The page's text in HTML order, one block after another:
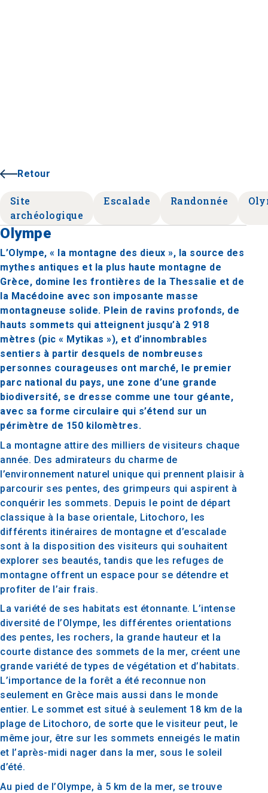
Retour
Site
archéologique
Escalade Randonnée
Olympe
L’Olympe, « la montagne des dieux », la source des
mythes antiques et la plus haute montagne de
Grèce, domine les frontières de la Thessalie et de
la Macédoine avec son imposante masse
montagneuse solide. Plein de ravins profonds, de
hauts sommets qui atteignent jusqu’à 2 918
mètres (pic « Mytikas »), et d’innombrables
sentiers à partir desquels de nombreuses
personnes courageuses ont marché, le premier
parc national du pays, une zone d’une grande
biodiversité, se dresse comme une tour géante,
avec sa forme circulaire qui s’étend sur un
périmètre de 150 kilomètres.
La montagne attire des milliers de visiteurs chaque
année. Des admirateurs du charme de
l’environnement naturel unique qui prennent plaisir à
parcourir ses pentes, des grimpeurs qui aspirent à
conquérir les sommets. Depuis le point de départ
classique à la base orientale, Litochoro, les
différents itinéraires de montagne et d’escalade
sont à la disposition des visiteurs qui souhaitent
explorer ses beautés, tandis que les refuges de
montagne offrent un espace pour se détendre et
profiter de l’air frais.
La variété de ses habitats est étonnante. L’intense
diversité de l’Olympe, les différentes orientations
des pentes, les rochers, la grande hauteur et la
courte distance des sommets de la mer, créent une
grande variété de types de végétation et d’habitats.
L’importance de la forêt a été reconnue non
seulement en Grèce mais aussi dans le monde
entier. Le sommet est situé à seulement 18 km de la
plage de Litochoro, de sorte que le visiteur peut, le
même jour, être sur les sommets enneigés le matin
et l’après-midi nager dans la mer, sous le soleil
d’été.
Au pied de l’Olympe, à 5 km de la mer, se trouve